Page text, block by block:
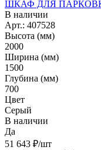
ШКАФ ДЛЯ
В наличии
Арт.: 407528
Высота (мм)
2000
Ширина (мм)
1500
Глубина (мм)
700
Цвет
Серый
В наличии
Да
51 643 ₽/шт